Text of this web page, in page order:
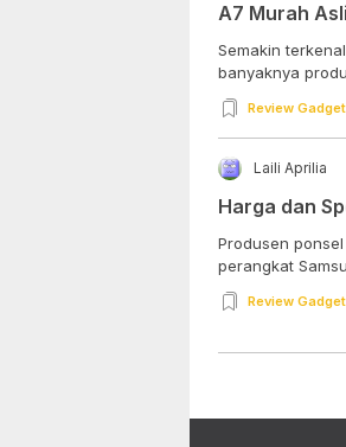
A7 Murah
Semakin
banyaknya
Review Gadget
Laili Aprilia
Harga dan
Produsen
perangkat
Review Gadget